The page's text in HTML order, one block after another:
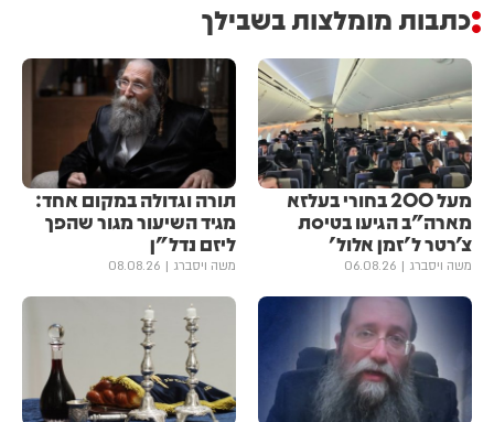
כתבות מומלצות בשבילך
מעל 200 בחורי בעלזא
מארה"ב הגיעו בטיסת
צ'רטר ל'זמן אלול'
משה ויסברג 06.08.26
תורה וגדולה במקום אחד:
מגיד השיעור מגור שהפך
ליזם נדל"ן
משה ויסברג 08.08.26